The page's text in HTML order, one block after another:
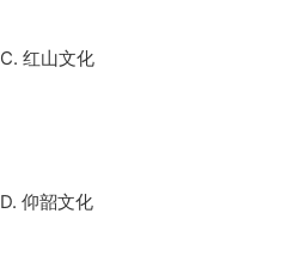
C. 红山文化
D. 仰韶文化